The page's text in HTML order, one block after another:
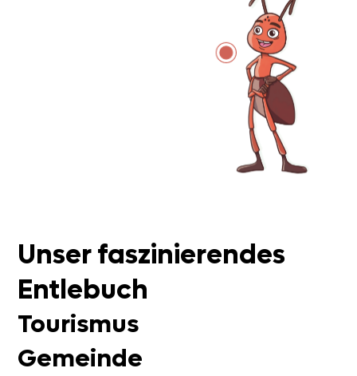
Unser faszinierendes
Entlebuch
Tourismus
Gemeinde